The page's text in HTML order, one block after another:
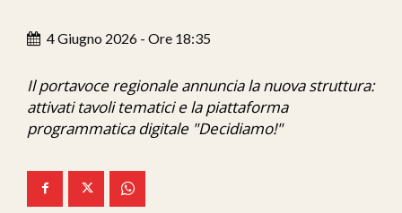
Ita-Mondo
C7 Play
We Calabria
4 Giugno 2026 - Ore 18:35
Il portavoce regionale annuncia la nuova struttura:
attivati tavoli tematici e la piattaforma
programmatica digitale "Decidiamo!"